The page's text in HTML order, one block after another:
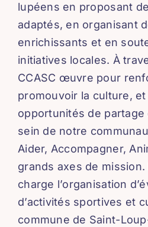
lupéens en proposant
adaptés, en organisant
enrichissants et en
initiatives locales. À
CCASC œuvre pour
promouvoir la culture,
opportunités de
sein de notre
Aider, Accompagner,
grands axes de
charge l’organisation
d’activités sportives et
commune de Saint-